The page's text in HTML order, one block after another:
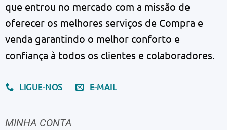
que entrou no mercado com a missão de
oferecer os melhores serviços de Compra e
venda garantindo o melhor conforto e
confiança à todos os clientes e colaboradores.
LIGUE-NOS E-MAIL
MINHA CONTA